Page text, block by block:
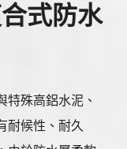
式防水
特殊高鋁水泥、
耐候性、耐久